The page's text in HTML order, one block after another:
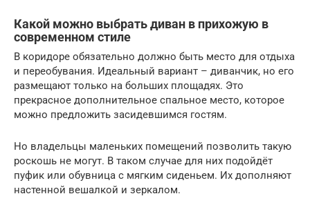
Какой можно выбрать диван в прихожую в
современном стиле
В коридоре обязательно должно быть место для отдыха
и переобувания. Идеальный вариант – диванчик, но его
размещают только на больших площадях. Это
прекрасное дополнительное спальное место, которое
можно предложить засидевшимся гостям.
Но владельцы маленьких помещений позволить такую
роскошь не могут. В таком случае для них подойдёт
пуфик или обувница с мягким сиденьем. Их дополняют
настенной вешалкой и зеркалом.